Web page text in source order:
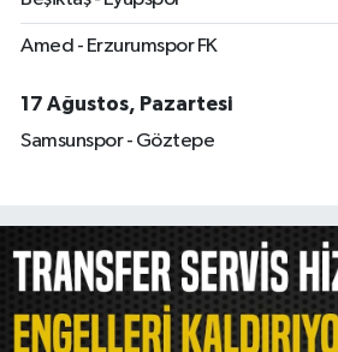
Amed - Erzurumspor FK
17 Ağustos, Pazartesi
Samsunspor - Göztepe